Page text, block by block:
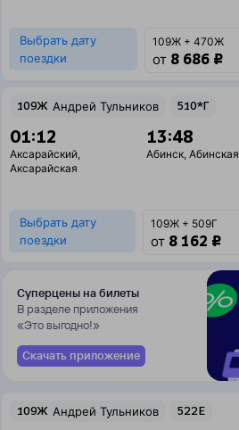
Выбрать дату
поездки
109Ж + 470Ж
от 8 686 ₽
109Ж Андрей Тульников 510*Г
01:12
Аксарайский,
Аксарайская
13:48
Абинск, Абинская
Выбрать дату
поездки
109Ж + 509Г
от 8 162 ₽
Суперцены на билеты
В разделе приложения
«Это выгодно!»
Скачать приложение
109Ж Андрей Тульников 522Е